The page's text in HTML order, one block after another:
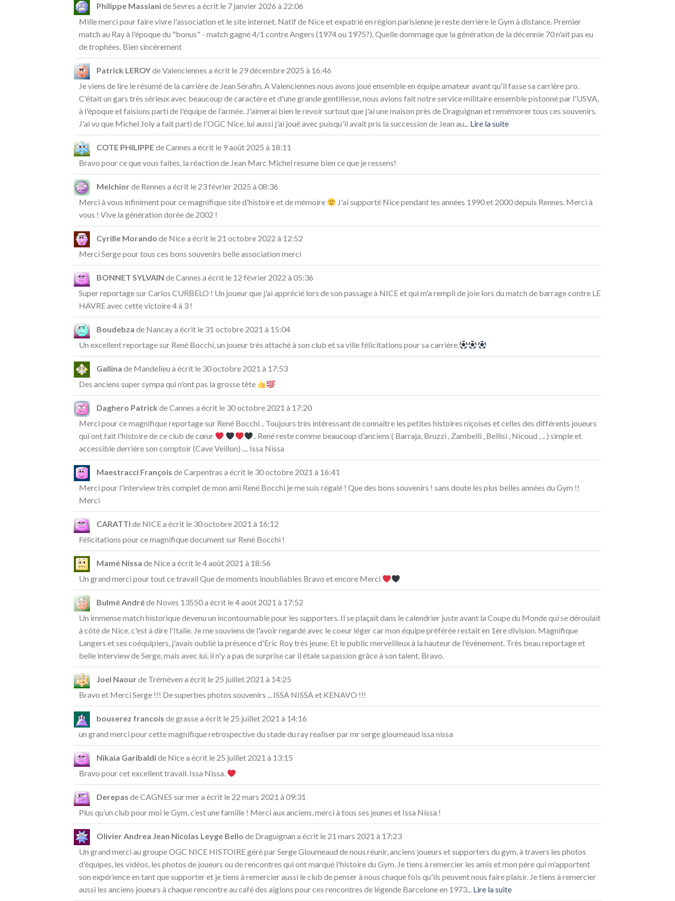
Philippe MassianideSevres a écrit le 7 janvier 2026 à 22:06
Mille merci pour faire vivre l'association et le site internet. Natif de Nice et expatrié en région parisienne je reste derrière le Gym à distance. Premier
match au Ray à l'époque du "bonus" - match gagné 4/1 contre Angers (1974 ou 1975?). Quelle dommage que la génération de la décennie 70 n'ait pas eu
de trophées. Bien sincèrement
Patrick LEROYdeValenciennes a écrit le 29 décembre 2025 à 16:46
Je viens de lire le résumé de la carrière de Jean Sérafin. A Valenciennes nous avons joué ensemble en équipe amateur avant qu'il fasse sa carrière pro.
C'était un gars très sérieux avec beaucoup de caractère et d'une grande gentillesse, nous avions fait notre service militaire ensemble pistonné par l'USVA,
à l'époque et faisions parti de l'équipe de l'armée. J'aimerai bien le revoir surtout que j'ai une maison près de Draguignan et remémorer tous ces souvenirs.
J'ai vu que Michel Joly a fait parti de l'OGC Nice, lui aussi j'ai joué avec puisqu'il avait pris la succession de Jean au... Lire la suite
COTE PHILIPPEdeCannes a écrit le 9 août 2025 à 18:11
Bravo pour ce que vous faites, la réaction de Jean Marc Michel resume bien ce que je ressens!
Melchiorde Rennes a écrit le 23 février 2025 à 08:36
Merci à vous infiniment pour ce magnifique site d'histoire et de mémoire
J'ai supporté Nice pendant les années 1990 et 2000 depuis Rennes. Merci à
vous ! Vive la génération dorée de 2002 !
Cyrille Morando de Nicea écrit le 21 octobre 2022 à 12:52
Merci Serge pour tous ces bons souvenirs belle association merci
BONNET SYLVAIN deCannes a écrit le 12 février 2022 à 05:36
Super reportage sur Carlos CURBELO ! Un joueur que j'ai apprécié lors de son passage à NICE et qui m'a rempli de joie lors du match de barrage contre LE
HAVRE avec cette victoire 4 à 3 !
Boudebza de Nancaya écrit le 31 octobre 2021 à 15:04
Un excellent reportage sur René Bocchi, un joueur très attaché à son club et sa ville félicitations pour sa carrière.
Gallina de Mandelieu a écrit le 30 octobre 2021 à 17:53
Des anciens super sympa qui n'ont pas la grosse tête
Daghero Patrick deCannes a écrit le 30 octobre 2021 à 17:20
Merci pour ce magnifique reportage sur René Bocchi .. Toujours très intéressant de connaître les petites histoires niçoises et celles des différents joueurs
qui ont fait l'histoire de ce club de cœur
.. René reste comme beaucoup d'anciens ( Barraja, Bruzzi , Zambelli , Bellisi , Nicoud , .. ) simple et
accessible derrière son comptoir (Cave Veillon) .... Issa Nissa
Maestracci François deCarpentras a écrit le 30 octobre 2021 à 16:41
Merci pour l'interview très complet de mon ami René Bocchi je me suis régalé ! Que des bons souvenirs ! sans doute les plus belles années du Gym !!
Merci
CARATTI de NICEa écrit le 30 octobre 2021 à 16:12
Félicitations pour ce magnifique document sur René Bocchi !
Mamé Nissa de Nicea écrit le4 août 2021 à 18:56
Un grand merci pour tout ce travail Que de moments inoubliables Bravo et encore Merci
Bulmé Andréde Noves 13550a écrit le4 août 2021 à 17:52
Un immense match historique devenu un incontournable pour les supporters. Il se plaçait dans le calendrier juste avant la Coupe du Monde qui se déroulait
à côté de Nice, c'est à dire l'Italie. Je me souviens de l'avoir regardé avec le coeur léger car mon équipe préférée restait en 1ère division. Magnifique
Langers et ses coéquipiers, j'avais oublié la présence d'Eric Roy très jeune. Et le public merveilleux à la hauteur de l'évènement. Très beau reportage et
belle interview de Serge, mais avec lui, il n'y a pas de surprise car il étale sa passion grâce à son talent. Bravo.
Joel Naourde Tréméven a écrit le 25 juillet 2021 à 14:25
Bravo et Merci Serge !!! De superbes photos souvenirs ... ISSA NISSA et KENAVO !!!
bouserez francois degrassea écrit le 25 juillet 2021 à 14:16
un grand merci pour cette magnifique retrospective du stade du ray realiser par mr serge gloumeaud issa nissa
Nikaia Garibaldide Nicea écrit le 25 juillet 2021 à 13:15
Bravo pour cet excellent travail. Issa Nissa.
Derepas deCAGNES sur mera écrit le 22 mars 2021 à 09:31
Plus qu’un club pour moi le Gym, c’est une famille ! Merci aux anciens, merci à tous ses jeunes et Issa Nissa !
Olivier Andrea Jean Nicolas Leyge Bello de Draguignan a écrit le 21 mars 2021 à 17:23
Un grand merci au groupe OGC NICE HISTOIRE géré par Serge Gloumeaud de nous réunir, anciens joueurs et supporters du gym, à travers les photos
d'équipes, les vidéos, les photos de joueurs ou de rencontres qui ont marqué l'histoire du Gym. Je tiens à remercier les amis et mon père qui m'apportent
son expérience en tant que supporter et je tiens à remercier aussi le club de penser à nous chaque fois qu'ils peuvent nous faire plaisir. Je tiens à remercier
aussi les anciens joueurs à chaque rencontre au café des aiglons pour ces rencontres de légende Barcelone en 1973... Lire la suite